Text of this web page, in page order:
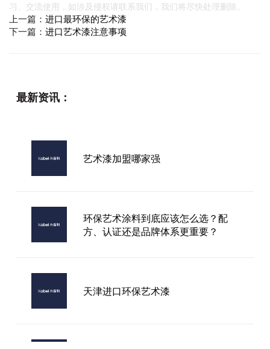
习、交流使用，如涉及侵权请联系我们，我们将尽快处理删除。
上一篇： 进口最环保的艺术漆
下一篇： 进口艺术漆注意事项
最新资讯：
艺术漆加盟哪家强
环保艺术涂料到底应该怎么选？配
方、认证还是品牌体系更重要？
天津进口环保艺术漆